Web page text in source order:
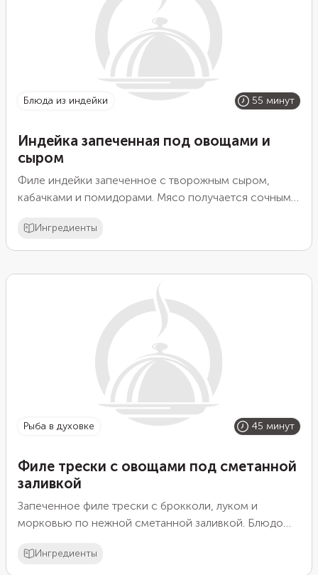
блюда из индейки 55 минут
Индейка запеченная под овощами и
сыром
Филе индейки запеченное с творожным сыром,
кабачками и помидорами. Мясо получается сочным
Ингредиенты
рыба в духовке 45 минут
Филе трески с овощами под сметанной
заливкой
Запеченное филе трески с брокколи, луком и
морковью по нежной сметанной заливкой. Блюдо
очень вкусно. Такое блюдо можно приготовить к
Ингредиенты